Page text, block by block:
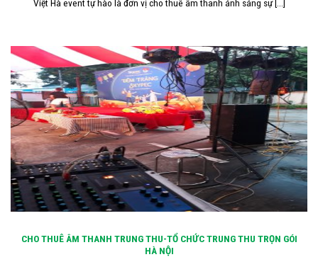
Việt Hà event tự hào là đơn vị cho thuê âm thanh ánh sáng sự [...]
CHO THUÊ ÂM THANH TRUNG THU-TỔ CHỨC TRUNG THU TRỌN GÓI
HÀ NỘI